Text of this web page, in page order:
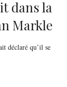
dans la
Markle
déclaré qu’il se